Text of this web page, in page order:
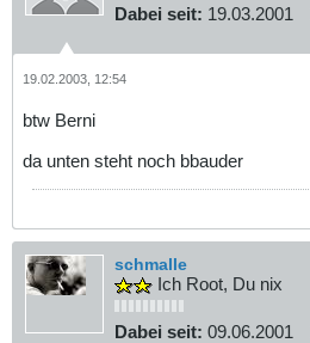
Dabei seit: 19.03.2001
19.02.2003, 12:54
btw Berni
da unten steht noch bbauder
schmalle
Ich Root, Du nix
Dabei seit: 09.06.2001